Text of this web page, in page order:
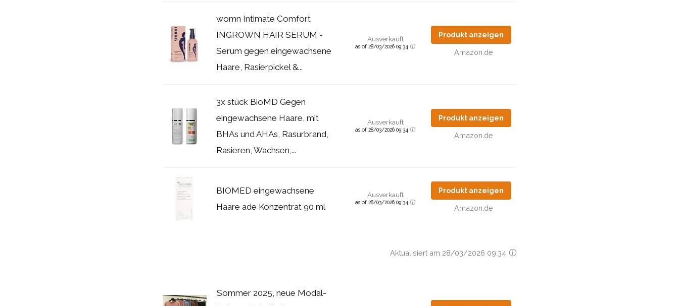
womn Intimate Comfort
INGROWN HAIR SERUM -
Serum gegen eingewachsene
Haare, Rasierpickel &...
Ausverkauft
as of 28/03/2026 09:34
Produkt anzeigen
Amazon.de
3x stück BioMD Gegen
eingewachsene Haare, mit
BHAs und AHAs, Rasurbrand,
Rasieren, Wachsen,...
Ausverkauft
as of 28/03/2026 09:34
Produkt anzeigen
Amazon.de
BIOMED eingewachsene
Haare ade Konzentrat 90 ml
Ausverkauft
as of 28/03/2026 09:34
Produkt anzeigen
Amazon.de
Aktualisiert am 28/03/2026 09:34
Sommer 2025, neue Modal-